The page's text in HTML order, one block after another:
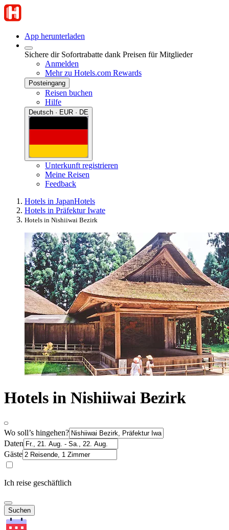
App herunterladen
Sichere dir Sofortrabatte dank Preisen für Mitglieder
Anmelden
Mehr zu Hotels.com Rewards
Posteingang
Reisen buchen
Hilfe
Deutsch · EUR · DE
Unterkunft registrieren
Meine Reisen
Feedback
Hotels in JapanHotels
Hotels in Präfektur Iwate
Hotels in Nishiiwai Bezirk
Hotels in Nishiiwai Bezirk
Wo soll’s hingehen?
Daten
Gäste
Ich reise geschäftlich
Suchen